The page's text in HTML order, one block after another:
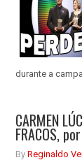
durante a
CARMEN
FRACOS,
By Reginaldo